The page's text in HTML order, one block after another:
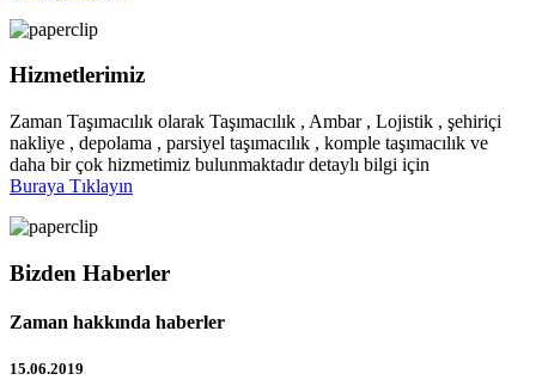
Hizmetlerimiz
Zaman Taşımacılık olarak Taşımacılık , Ambar , Lojistik , şehiriçi
nakliye , depolama , parsiyel taşımacılık , komple taşımacılık ve
daha bir çok hizmetimiz bulunmaktadır detaylı bilgi için
Buraya Tıklayın
Bizden Haberler
Zaman hakkında haberler
15.06.2019